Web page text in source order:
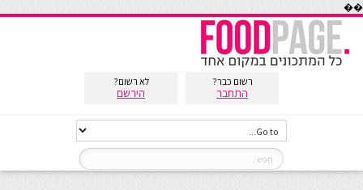
��
רשום כבר?
התחבר
לא רשום?
הירשם